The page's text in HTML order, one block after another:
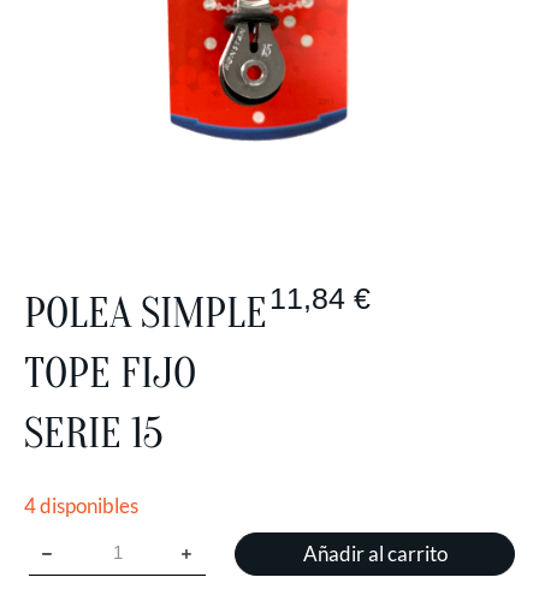
POLEA SIMPLE
TOPE FIJO
SERIE 15
11,84 €
4 disponibles
Añadir al carrito